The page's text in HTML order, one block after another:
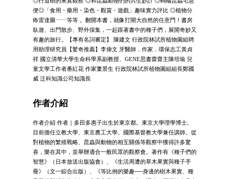
便◎「食用・藥用・染色・觀賞・遊戲」趣味實力評比 ◎植物分
佈雷達圖⋯⋯等等 。翻開本書，就像打開大自然的任意門！書房
臥遊、出門散步、野外採集，一起跟著書中的種子們，展開奇妙又
有趣的旅行。【專有名詞審定】 陳建文 行政院林試所植物園組聘
用助理研究員【驚奇推薦】李偉文 牙醫師．作家．環保志工黃貞
祥 國立清華大學生命科學系副教授、GENE思書齋齋主陳培瑜 兒
童文學工作者番紅花 作家董景生 行政院林試所植物園組組長鄭國
威 泛科知識公司知識長
作者介紹
作者介紹 作者｜多田多惠子出生於東京都。東京大學理學博士。
目前擔任立教大學、東京農工大學、國際基督教大學兼任講師。從
對植物的繁殖戰略、昆蟲與動物的相互關係等觀察中獲得許多驚
喜，樂在其中，並舉辦適合一般民眾的觀察會。著作有《種子們的
智慧》（日本放送出版協會）、《生活周遭的草木果實與種子手
冊》（文一綜合出版）、《等比例的樂趣──身邊的樹木果實、種